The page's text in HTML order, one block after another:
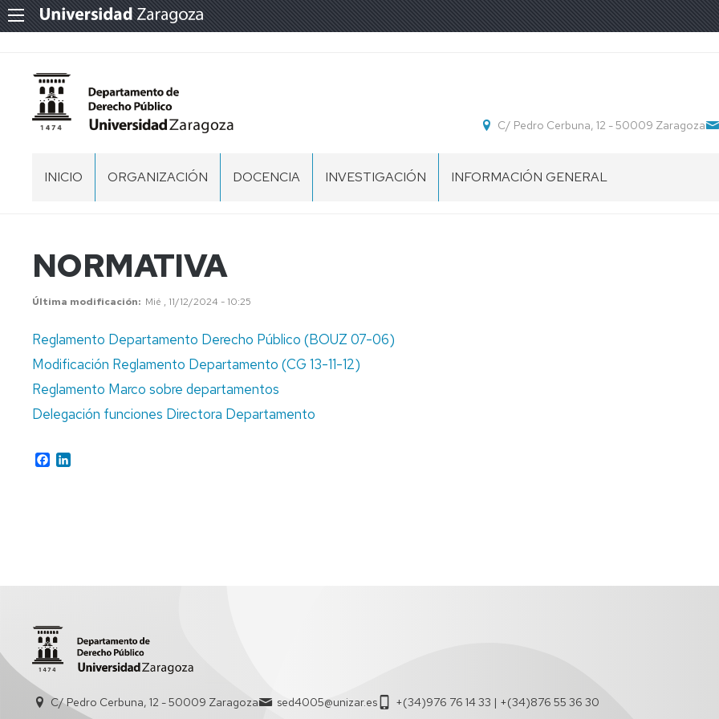
C/ Pedro Cerbuna, 12 - 50009 Zaragoza
INICIO ORGANIZACIÓN
SALUDO
EQUIPO
DIRECCIÓN
CONSEJO
DE
DEPARTAMENTO
ESTADO
INTERNACIONAL
PÚBLICO
SERVICIOS
DOCENCIA
TESIS
INVESTIGACIÓN INFORMACIÓN GENERAL
NORMATIVA
Última modificación Mié , 11/12/2024 - 10:25
Reglamento Departamento Derecho Público (BOUZ 07-06)
Modificación Reglamento Departamento (CG 13-11-12)
Reglamento Marco sobre departamentos
Delegación funciones Directora Departamento
Facebook
C/ Pedro Cerbuna, 12 - 50009 Zaragoza sed4005@unizar.es +(34)976 76 14 33 | +(34)876 55 36 30